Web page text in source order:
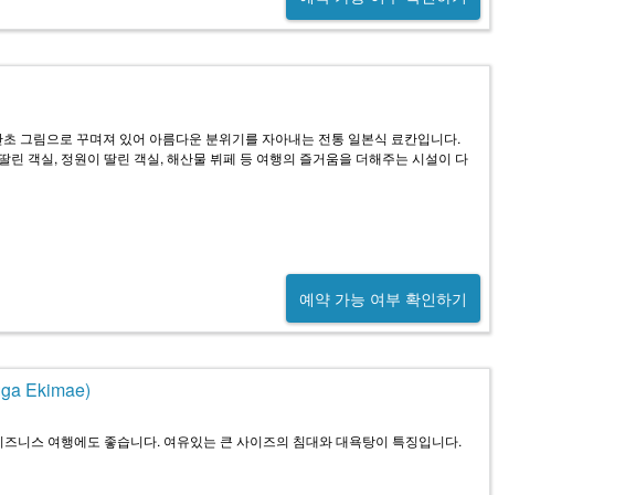
그림으로 꾸며져 있어 아름다운 분위기를 자아내는 전통 일본식 료칸입니다.
객실, 정원이 딸린 객실, 해산물 뷔페 등 여행의 즐거움을 더해주는 시설이 다
예약 가능 여부 확인하기
Ekimae)
니스 여행에도 좋습니다. 여유있는 큰 사이즈의 침대와 대욕탕이 특징입니다.